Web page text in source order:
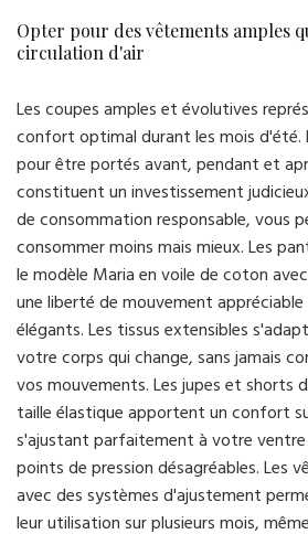
Opter pour des vêtements amples
circulation d'air
Les coupes amples et évolutives
confort optimal durant les mois d'été.
pour être portés avant, pendant et
constituent un investissement
de consommation responsable, vous
consommer moins mais mieux. Les
le modèle Maria en voile de coton
une liberté de mouvement
élégants. Les tissus extensibles
votre corps qui change, sans jamais
vos mouvements. Les jupes et shorts
taille élastique apportent un confort
s'ajustant parfaitement à votre ventre
points de pression désagréables. Les
avec des systèmes d'ajustement
leur utilisation sur plusieurs mois,